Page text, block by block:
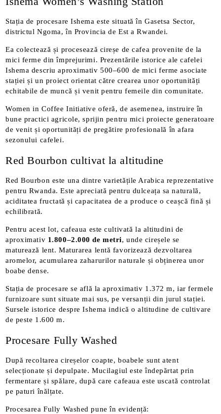
Stația de procesare Ishema este situată în Gasetsa Sector,
districtul Ngoma, în Provincia de Est a Rwandei.
Ea colectează și procesează cireșe de cafea provenite de la
mici ferme din împrejurimi. Prezentările istorice ale cafelei
Ishema descriu aproximativ 500–600 de mici ferme asociate
stației și un proiect orientat către crearea unor oportunități
echitabile de muncă și venit pentru femeile din comunitate.
Women in Coffee Initiative oferă, de asemenea, instruire în
bune practici agricole, sprijin pentru mici proiecte generatoare
de venit și oportunități de pregătire profesională în afara
sezonului cafelei.
Red Bourbon cultivat la altitudine
Red Bourbon este una dintre varietățile Arabica reprezentative
pentru Rwanda. Este apreciată pentru dulceața sa naturală,
aciditatea fructată și capacitatea de a produce o ceașcă fină și
echilibrată.
Pentru acest lot, cafeaua este cultivată la altitudini de
aproximativ 1.800–2.000 de metri, unde cireșele se
maturează lent. Maturarea lentă favorizează dezvoltarea
aromelor, acumularea zaharurilor naturale și obținerea unor
boabe dense.
Stația de procesare se află la aproximativ 1.372 m, iar fermele
furnizoare sunt situate mai sus, pe versanții din jurul stației.
Sursele istorice despre Ishema indică o altitudine de cultivare
de peste 1.600 m.
Procesare Fully Washed
După recoltarea cireșelor coapte, boabele sunt atent
selecționate și depulpate. Mucilagiul este îndepărtat prin
fermentare și spălare, după care cafeaua este uscată controlat
pe paturi înălțate.
Procesarea Fully Washed pune în evidență: